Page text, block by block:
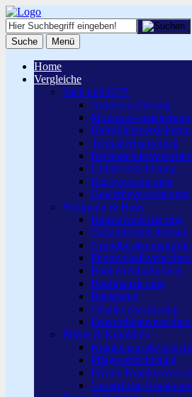
Suche Menü
Home
Vergleiche
Sach und KFZ
Autoversicherung
Motorradversicherung
Tierhalterhaftpflicht
Unfallversicherung
Reiseversicherung
Gewerbeversicherung
Wohnung & Haus
Hausratversicherung
Gebäudeversicherung
Bauherrenhaftpflicht
Baufinanzierung
Bausparen
Öltankversicherung
Pflege & Krankheit
Pflegeversicherung
Private
Gesetzliche